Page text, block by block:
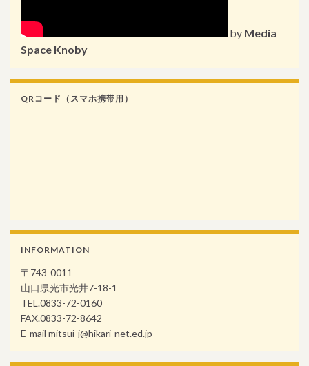
by Media
Space Knoby
QRコード（スマホ携帯用）
INFORMATION
〒743-0011
山口県光市光井7-18-1
TEL.0833-72-0160
FAX.0833-72-8642
E-mail mitsui-j@hikari-net.ed.jp